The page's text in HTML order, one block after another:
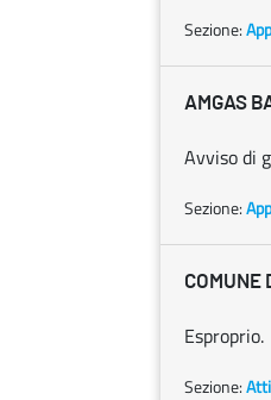
Sezione:
AMGAS
Avviso di
Sezione:
COMUNE
Esproprio.
Sezione: